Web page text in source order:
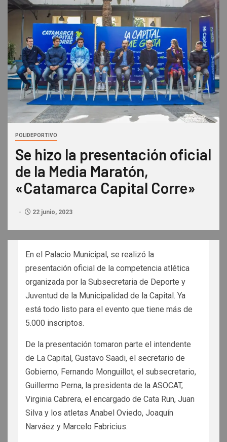
POLIDEPORTIVO
Se hizo la presentación oficial
de la Media Maratón,
«Catamarca Capital Corre»
22 junio, 2023
En el Palacio Municipal, se realizó la
presentación oficial de la competencia atlética
organizada por la Subsecretaria de Deporte y
Juventud de la Municipalidad de la Capital. Ya
está todo listo para el evento que tiene más de
5.000 inscriptos.
De la presentación tomaron parte el intendente
de La Capital, Gustavo Saadi, el secretario de
Gobierno, Fernando Monguillot, el subsecretario,
Guillermo Perna, la presidenta de la ASOCAT,
Virginia Cabrera, el encargado de Cata Run, Juan
Silva y los atletas Anabel Oviedo, Joaquín
Narváez y Marcelo Fabricius.